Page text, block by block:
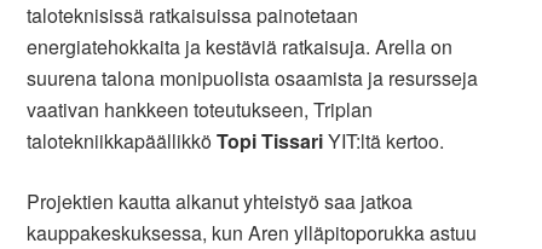
taloteknisissä ratkaisuissa painotetaan
energiatehokkaita ja kestäviä ratkaisuja. Arella on
suurena talona monipuolista osaamista ja resursseja
vaativan hankkeen toteutukseen, Triplan
talotekniikkapäällikköTopi TissariYIT:ltä kertoo.
Projektien kautta alkanut yhteistyö saa jatkoa
kauppakeskuksessa, kun Aren ylläpitoporukka astuu